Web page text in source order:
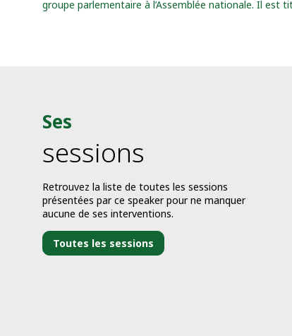
groupe parlementaire à l’Assemblée nationale. Il est
Ses
sessions
Retrouvez la liste de toutes les sessions
présentées par ce speaker pour ne manquer
aucune de ses interventions.
Toutes les sessions